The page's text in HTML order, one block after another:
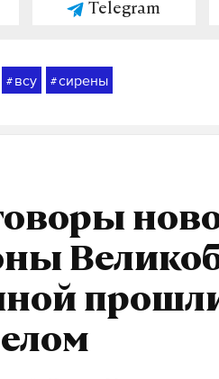
Telegram
# всу #сирены